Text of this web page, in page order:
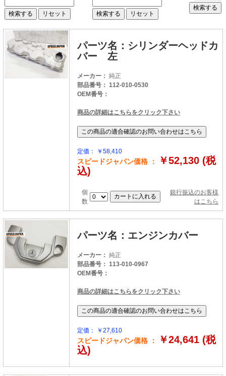
パーツ名：シリンダーヘッドカ
バー 左
メーカー： 純正
部品番号： 112-010-0530
OEM番号：
商品の詳細はこちらをクリック下さい
定価： ￥58,410
スピードジャパン価格 ：
￥52,130 (税
込)
個
数
銀行振込のお客様
はこちら
パーツ名：エンジンカバー
メーカー： 純正
部品番号： 113-010-0967
OEM番号：
商品の詳細はこちらをクリック下さい
定価： ￥27,610
スピードジャパン価格 ：
￥24,641 (税
込)